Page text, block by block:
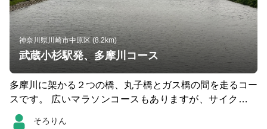
神奈川県川崎市中原区 (8.2km)
武蔵小杉駅発、多摩川コース
多摩川に架かる２つの橋、丸子橋とガス橋の間を走るコー
スです。 広いマラソンコースもありますが、サイクリン
グコースの方が景観は良いです。すいているときはぜひ。
そろりん